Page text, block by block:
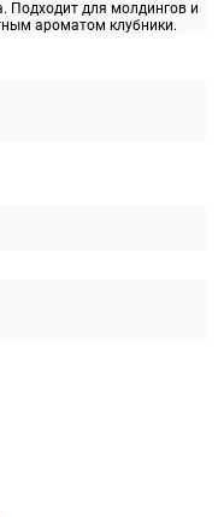
Подходит для молдингов и
ароматом клубники.